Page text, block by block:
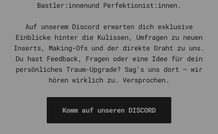
Bastler:innenund Perfektionist:innen.
Auf unserem Discord erwarten dich exklusive
Einblicke hinter die Kulissen, Umfragen zu neuen
Inserts, Making-Ofs und der direkte Draht zu uns.
Du hast Feedback, Fragen oder eine Idee für dein
persönliches Traum-Upgrade? Sag’s uns dort – wir
hören wirklich zu. Versprochen.
Komm auf unseren DISCORD